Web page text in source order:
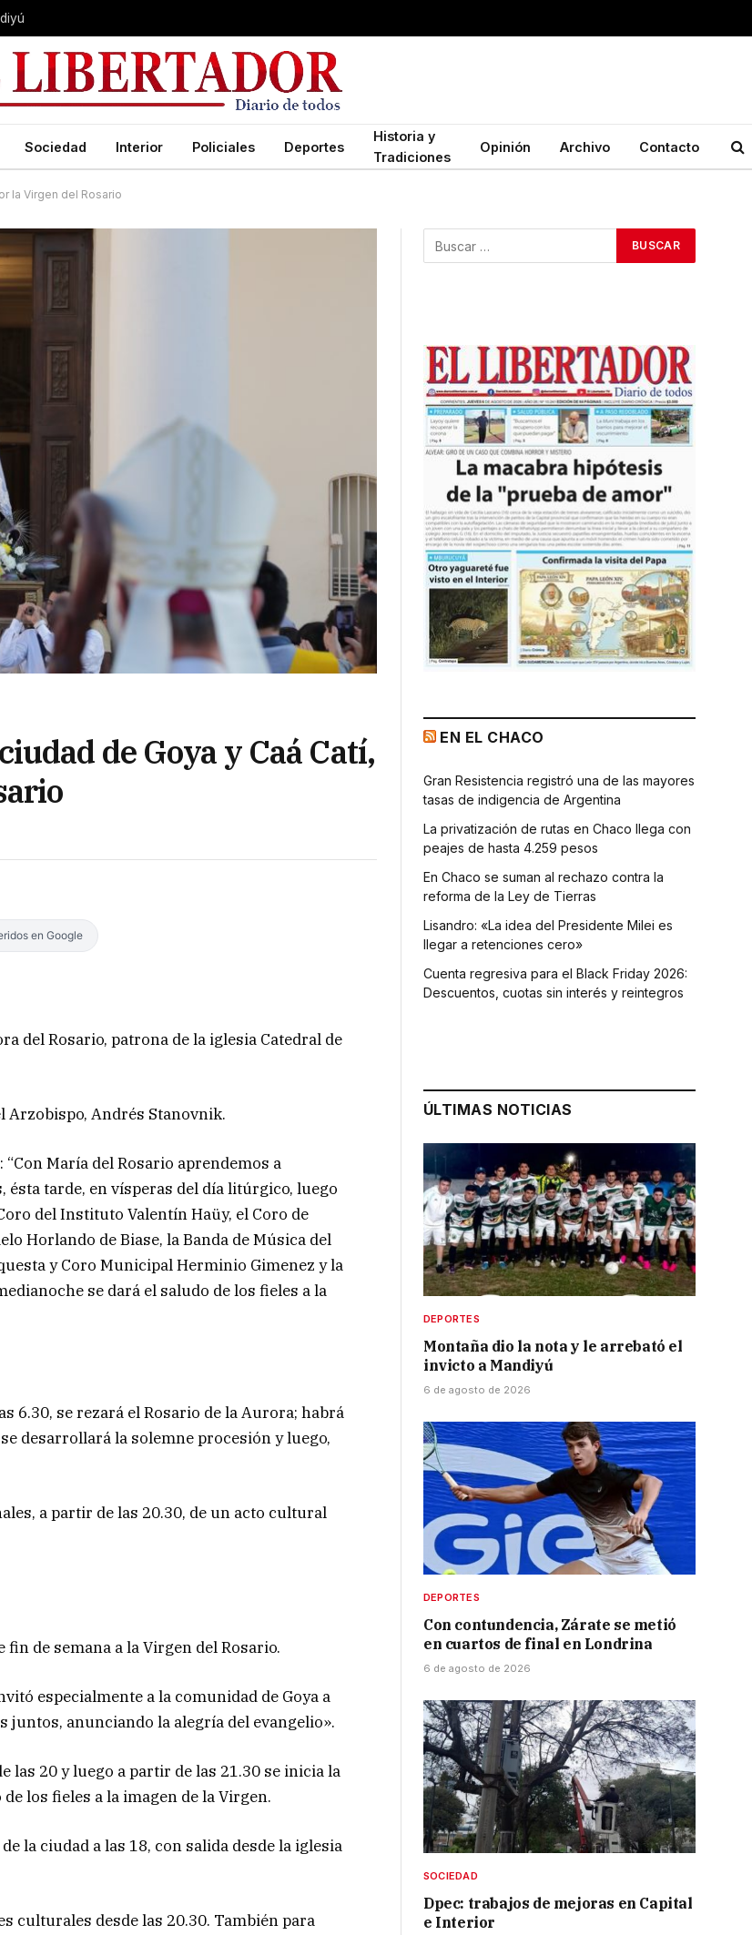
Sociedad Interior Policiales Deportes
Historia y
Tradiciones
Opinión Archivo Contacto
la Virgen del Rosario
de Goya y Caá Catí,
en Google
del Rosario, patrona de la iglesia Catedral de
Arzobispo, Andrés Stanovnik.
María del Rosario aprendemos a
tarde, en vísperas del día litúrgico, luego
del Instituto Valentín Haüy, el Coro de
Horlando de Biase, la Banda de Música del
y Coro Municipal Herminio Gimenez y la
se dará el saludo de los fieles a la
6.30, se rezará el Rosario de la Aurora; habrá
desarrollará la solemne procesión y luego,
a partir de las 20.30, de un acto cultural
de semana a la Virgen del Rosario.
especialmente a la comunidad de Goya a
juntos, anunciando la alegría del evangelio».
las 20 y luego a partir de las 21.30 se inicia la
los fieles a la imagen de la Virgen.
la ciudad a las 18, con salida desde la iglesia
culturales desde las 20.30. También para
EN EL CHACO
Gran Resistencia registró una de las mayores
tasas de indigencia de Argentina
La privatización de rutas en Chaco llega con
peajes de hasta 4.259 pesos
En Chaco se suman al rechazo contra la
reforma de la Ley de Tierras
Lisandro: «La idea del Presidente Milei es
llegar a retenciones cero»
Cuenta regresiva para el Black Friday 2026:
Descuentos, cuotas sin interés y reintegros
ÚLTIMAS NOTICIAS
DEPORTES
Montaña dio la nota y le arrebató el
invicto a Mandiyú
6 de agosto de 2026
DEPORTES
Con contundencia, Zárate se metió
en cuartos de final en Londrina
6 de agosto de 2026
SOCIEDAD
Dpec: trabajos de mejoras en Capital
e Interior